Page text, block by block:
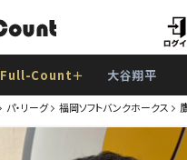
Full-Count＋ 大谷翔平
パ・リーグ 福岡ソフトバンクホークス